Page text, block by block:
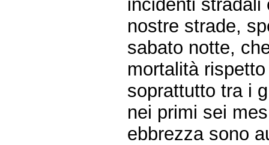
incidenti stradali
nostre strade,
sabato notte,
mortalità
soprattutto tra i
nei primi sei
ebbrezza sono